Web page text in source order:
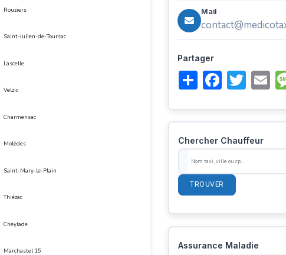
Rouziers
Saint-Julien-de-Toursac
Lascelle
Velzic
Charmensac
Molèdes
Saint-Mary-le-Plain
Thiézac
Cheylade
Marchastel 15
Mail
Partager
Share FacebookTwitter
Chercher Chauffeur
TROUVER
Assurance Maladie